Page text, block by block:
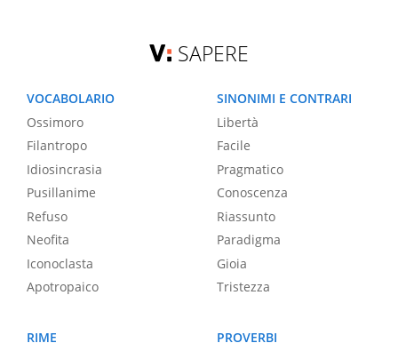
SAPERE
VOCABOLARIO
Ossimoro
Filantropo
Idiosincrasia
Pusillanime
Refuso
Neofita
Iconoclasta
Apotropaico
SINONIMI E CONTRARI
Libertà
Facile
Pragmatico
Conoscenza
Riassunto
Paradigma
Gioia
Tristezza
RIME
PROVERBI